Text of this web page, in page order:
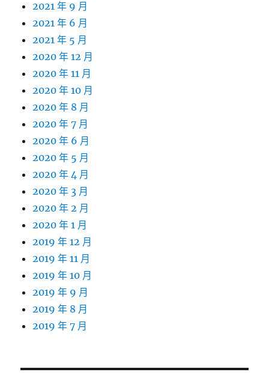
2021 年 9 月
2021 年 6 月
2021 年 5 月
2020 年 12 月
2020 年 11 月
2020 年 10 月
2020 年 8 月
2020 年 7 月
2020 年 6 月
2020 年 5 月
2020 年 4 月
2020 年 3 月
2020 年 2 月
2020 年 1 月
2019 年 12 月
2019 年 11 月
2019 年 10 月
2019 年 9 月
2019 年 8 月
2019 年 7 月